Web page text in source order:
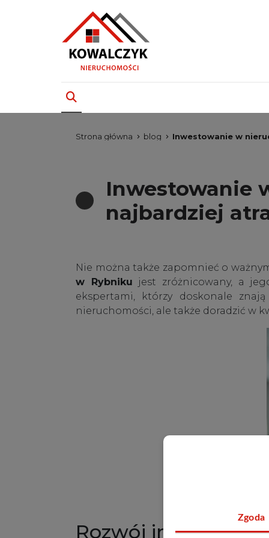
Zgoda
Strona główna blog Inwestowanie w
Inwestowanie
najbardziej
Nie można także zapomnieć o
w Rybniku jest zróżnicowany, a
ekspertami, którzy doskonale
nieruchomości, ale także doradzić w
Rozwój